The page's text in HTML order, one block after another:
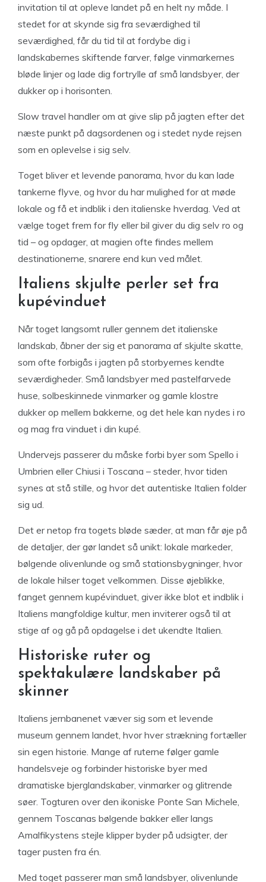
invitation til at opleve landet på en helt ny måde. I
stedet for at skynde sig fra seværdighed til
seværdighed, får du tid til at fordybe dig i
landskabernes skiftende farver, følge vinmarkernes
bløde linjer og lade dig fortrylle af små landsbyer, der
dukker op i horisonten.
Slow travel handler om at give slip på jagten efter det
næste punkt på dagsordenen og i stedet nyde rejsen
som en oplevelse i sig selv.
Toget bliver et levende panorama, hvor du kan lade
tankerne flyve, og hvor du har mulighed for at møde
lokale og få et indblik i den italienske hverdag. Ved at
vælge toget frem for fly eller bil giver du dig selv ro og
tid – og opdager, at magien ofte findes mellem
destinationerne, snarere end kun ved målet.
Italiens skjulte perler set fra
kupévinduet
Når toget langsomt ruller gennem det italienske
landskab, åbner der sig et panorama af skjulte skatte,
som ofte forbigås i jagten på storbyernes kendte
seværdigheder. Små landsbyer med pastelfarvede
huse, solbeskinnede vinmarker og gamle klostre
dukker op mellem bakkerne, og det hele kan nydes i ro
og mag fra vinduet i din kupé.
Undervejs passerer du måske forbi byer som Spello i
Umbrien eller Chiusi i Toscana – steder, hvor tiden
synes at stå stille, og hvor det autentiske Italien folder
sig ud.
Det er netop fra togets bløde sæder, at man får øje på
de detaljer, der gør landet så unikt: lokale markeder,
bølgende olivenlunde og små stationsbygninger, hvor
de lokale hilser toget velkommen. Disse øjeblikke,
fanget gennem kupévinduet, giver ikke blot et indblik i
Italiens mangfoldige kultur, men inviterer også til at
stige af og gå på opdagelse i det ukendte Italien.
Historiske ruter og
spektakulære landskaber på
skinner
Italiens jernbanenet væver sig som et levende
museum gennem landet, hvor hver strækning fortæller
sin egen historie. Mange af ruterne følger gamle
handelsveje og forbinder historiske byer med
dramatiske bjerglandskaber, vinmarker og glitrende
søer. Togturen over den ikoniske Ponte San Michele,
gennem Toscanas bølgende bakker eller langs
Amalfikystens stejle klipper byder på udsigter, der
tager pusten fra én.
Med toget passerer man små landsbyer, olivenlunde